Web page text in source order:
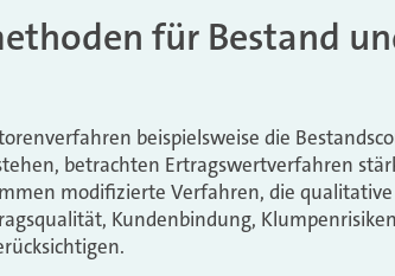
für Bestand
beispielsweise die
betrachten Ertragswertverfahren
modifizierte Verfahren, die
Kundenbindung,